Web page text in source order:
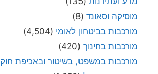
מוסיקה וסאונד (8)
מורכבות בביטחון לאומי (4,504)
מורכבות בחינוך (420)
מורכבות במשפט, בשיטור ובאכיפת חוק